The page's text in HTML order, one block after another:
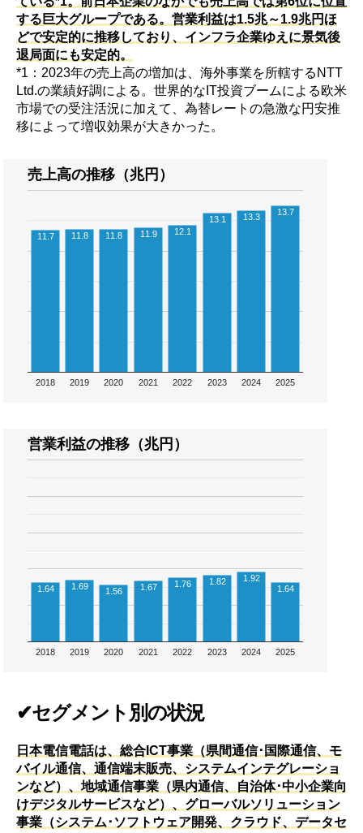
する巨大グループである。営業利益は1.5兆～1.9兆円ほ
どで安定的に推移しており、インフラ企業ゆえに景気後
退局面にも安定的。
*1：2023年の売上高の増加は、海外事業を所轄するNTT
Ltd.の業績好調による。世界的なIT投資ブームによる欧米
市場での受注活況に加えて、為替レートの急激な円安推
移によって増収効果が大きかった。
売上高の推移（兆円）
2018 2019 2020 2021 2022 2023 2024 2025
11.7 11.8 11.8 11.9 12.1
13.1 13.3 13.7
営業利益の推移（兆円）
2018 2019 2020 2021 2022 2023 2024 2025
1.64 1.69 1.56 1.67 1.76 1.82
1.92
1.64
✔セグメント別の状況
日本電信電話は、総合ICT事業（県間通信･国際通信、モ
バイル通信、通信端末販売、システムインテグレーショ
ンなど）、地域通信事業（県内通信、自治体･中小企業向
けデジタルサービスなど）、グローバルソリューション
事業（システム･ソフトウェア開発、クラウド、データセ